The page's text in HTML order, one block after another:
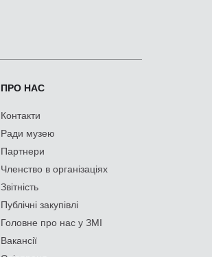
ПРО НАС
Контакти
Ради музею
Партнери
Членство в організаціях
Звітність
Публічні закупівлі
Головне про нас у ЗМІ
Вакансії